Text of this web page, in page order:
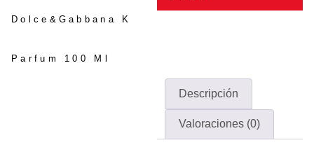
Dolce&Gabbana K
Parfum 100 Ml
Descripción
Valoraciones (0)